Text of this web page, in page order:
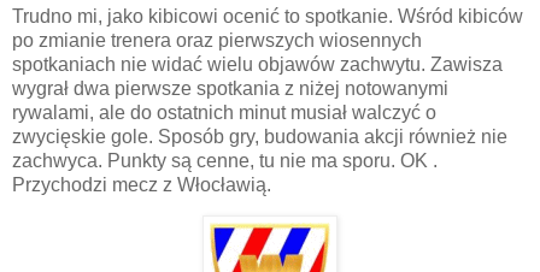
Trudno mi, jako kibicowi ocenić to spotkanie. Wśród kibiców
po zmianie trenera oraz pierwszych wiosennych
spotkaniach nie widać wielu objawów zachwytu. Zawisza
wygrał dwa pierwsze spotkania z niżej notowanymi
rywalami, ale do ostatnich minut musiał walczyć o
zwycięskie gole. Sposób gry, budowania akcji również nie
zachwyca. Punkty są cenne, tu nie ma sporu. OK .
Przychodzi mecz z Włocławią.